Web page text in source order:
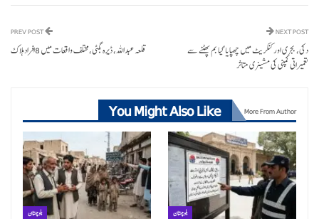
قلعہ عبداللہ، ڈیرہ بگٹی،مختلف واقعات میں 8افراد ہلاک
NEXT POST
دکی، بجری اور کنکریٹ میں چھپایا گیا بم پھٹنے سے
تعمیراتی کمپنی کی مشینری متاثر
You Might Also Like More From Author
بلوچستان بلوچستان